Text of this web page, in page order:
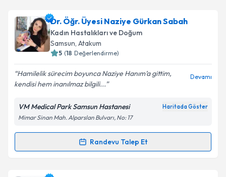
Op. Dr. Bülent Sürücüiçin randevu takvimi talebi
oluşturun. Size bu uzmandan randevu almanız için bir
takvim hazırlandığında e-posta ile bilgilendireceğiz.
Kişisel verilerimin işlenmesine ilişkin
Aydınlatma
Metni'ni okudum ve kişisel verilerimin belirtilen
kapsamda işlenmesini kabul ediyorum.
Dr. Öğr. Üyesi Naziye Gürkan Sabah
Kadın Hastalıkları ve Doğum
Samsun, Atakum
5 (18 Değerlendirme)
Hamilelik sürecim boyunca Naziye Hanım’a gittim,
kendisi hem inanılmaz bilgili...
Devamı
VM Medical Park Samsun Hastanesi Haritada Göster
Mimar Sinan Mah. Alparslan Bulvarı, No: 17
Randevu Talep Et
Randevu Takvimi Talebi